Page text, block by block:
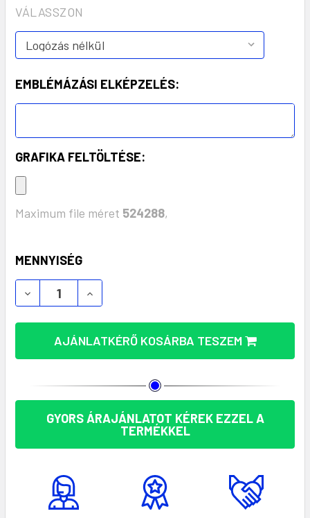
VÁLASSZON
EMBLÉMÁZÁSI ELKÉPZELÉS:
GRAFIKA FELTÖLTÉSE:
Maximum file méret 524288,
KÉSZLET:
MENNYISÉG
DUPLAFALÚ ROZSDAMENTES ACÉL ÚTI POHÁR
DUPLAFALÚ ROZSDAMENTES ACÉL ÚTI
AJÁNLATKÉRŐ KOSÁRBA TESZEM
GYORS ÁRAJÁNLATOT KÉREK EZZEL A
TERMÉKKEL